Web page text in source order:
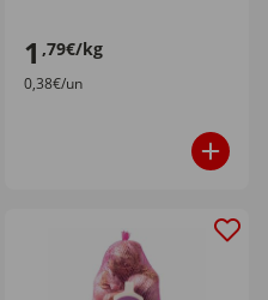
1 ,79€/kg
0,38€/un